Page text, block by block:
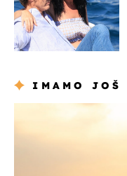
IMAMO JOŠ